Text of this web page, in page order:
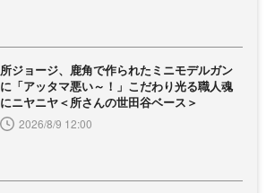
所ジョージ、鹿角で作られたミニモデルガン
に「アッタマ悪い～！」こだわり光る職人魂
にニヤニヤ＜所さんの世田谷ベース＞
2026/8/9 12:00